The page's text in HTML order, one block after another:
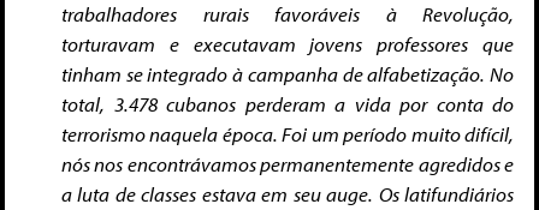
trabalhadores rurais favoráveis à Revolução,
torturavam e executavam jovens professores que
tinham se integrado à campanha de alfabetização. No
total, 3.478 cubanos perderam a vida por conta do
terrorismo naquela época. Foi um período muito difícil,
nós nos encontrávamos permanentemente agredidos e
a luta de classes estava em seu auge. Os latifundiários